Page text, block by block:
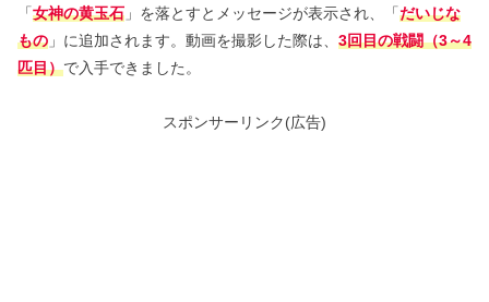
「女神の黄玉石 」を落とすとメッセージが表示され、「だいじな
もの 」に追加されます。動画を撮影した際は、 3回目の戦闘（3～4
匹目）で入手できました。
スポンサーリンク(広告)